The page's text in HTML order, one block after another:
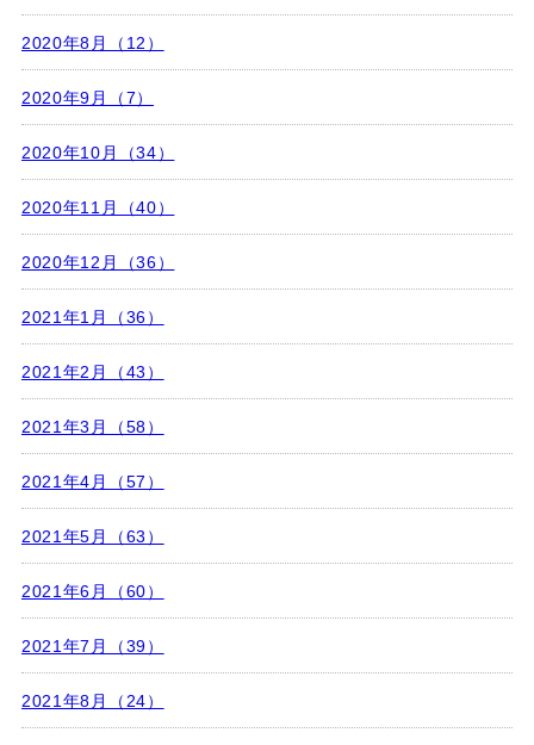
2020年8月（12）
2020年9月（7）
2020年10月（34）
2020年11月（40）
2020年12月（36）
2021年1月（36）
2021年2月（43）
2021年3月（58）
2021年4月（57）
2021年5月（63）
2021年6月（60）
2021年7月（39）
2021年8月（24）